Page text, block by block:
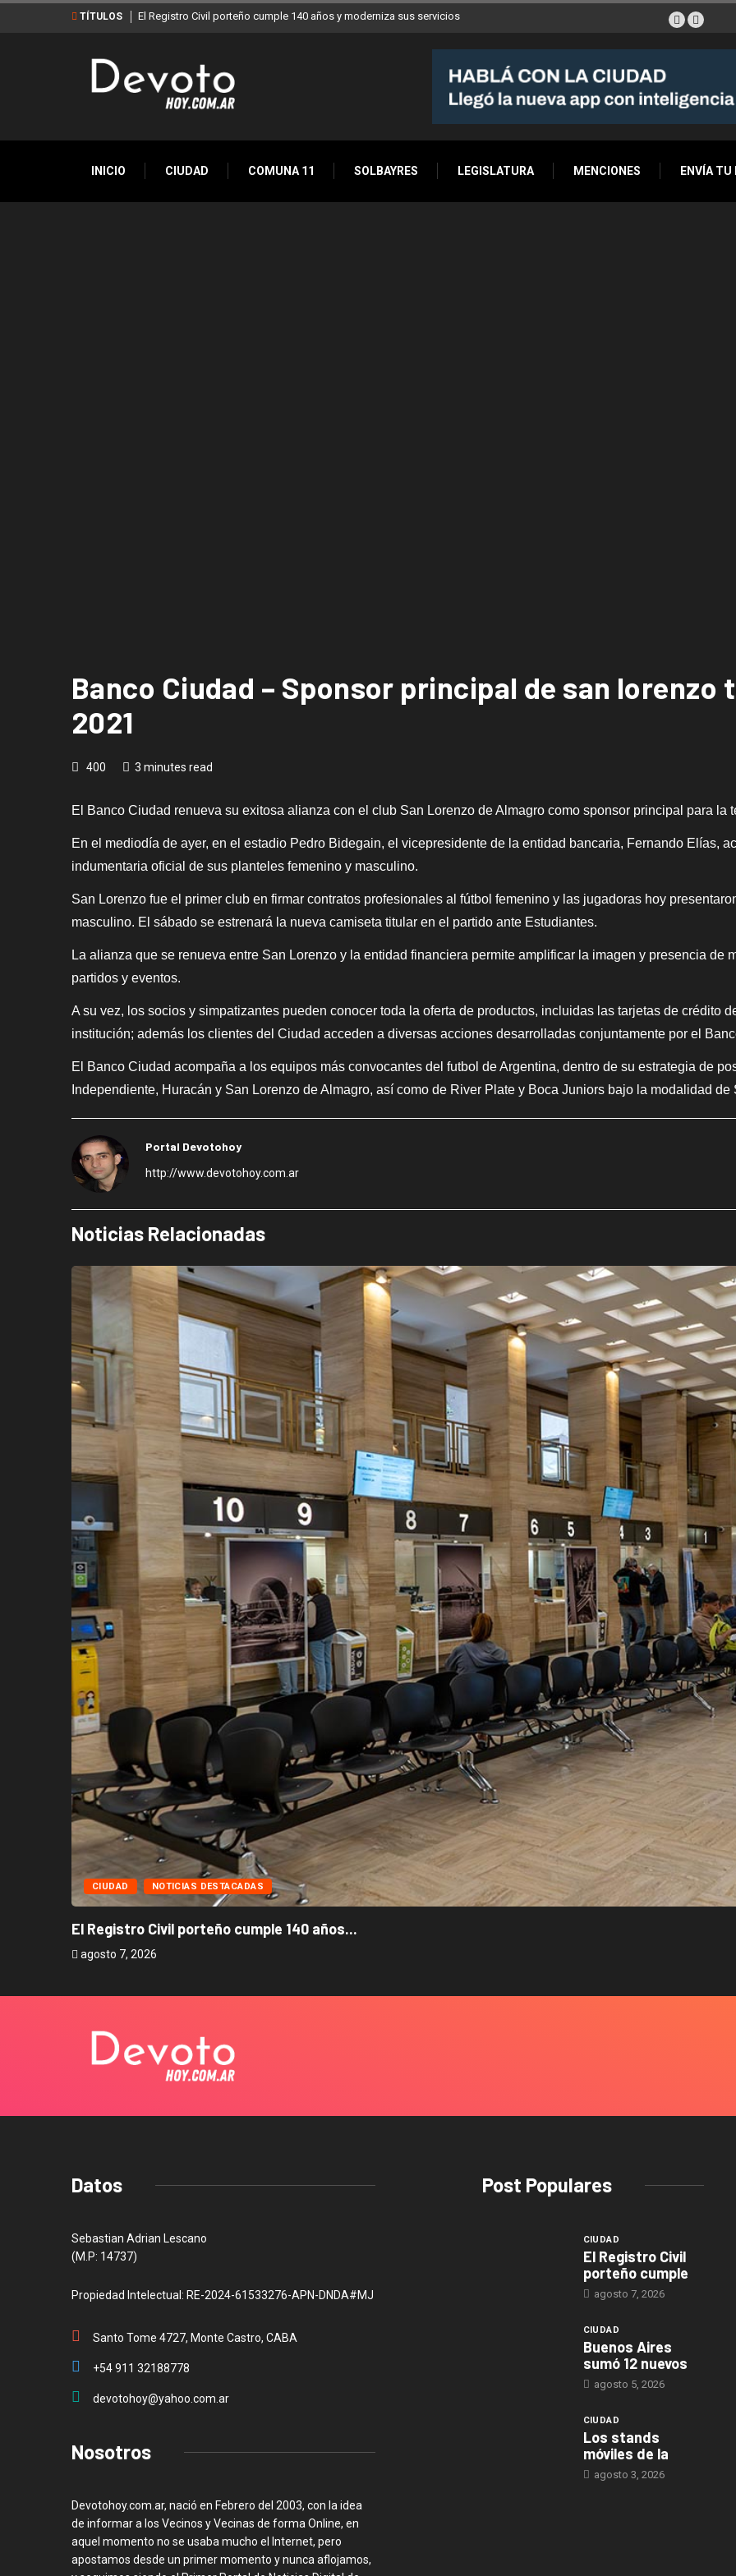
TÍTULOS El Registro Civil porteño cumple 140 años y moderniza sus servicios
INICIO CIUDAD COMUNA 11 SOLBAYRES LEGISLATURA MENCIONES ENVÍA TU
Banco Ciudad – Sponsor principal de san lorenzo
2021
400 3 minutes read
El Banco Ciudad renueva su exitosa alianza con el club San Lorenzo de Almagro como sponsor principal para la
En el mediodía de ayer, en el estadio Pedro Bidegain, el vicepresidente de la entidad bancaria, Fernando Elías,
indumentaria oficial de sus planteles femenino y masculino.
San Lorenzo fue el primer club en firmar contratos profesionales al fútbol femenino y las jugadoras hoy
masculino. El sábado se estrenará la nueva camiseta titular en el partido ante Estudiantes.
La alianza que se renueva entre San Lorenzo y la entidad financiera permite amplificar la imagen y presencia de
partidos y eventos.
A su vez, los socios y simpatizantes pueden conocer toda la oferta de productos, incluidas las tarjetas de crédito
institución; además los clientes del Ciudad acceden a diversas acciones desarrolladas conjuntamente por el
El Banco Ciudad acompaña a los equipos más convocantes del futbol de Argentina, dentro de su estrategia de
Independiente, Huracán y San Lorenzo de Almagro, así como de River Plate y Boca Juniors bajo la modalidad de
Portal Devotohoy
http://www.devotohoy.com.ar
Noticias Relacionadas
CIUDAD NOTICIAS DESTACADAS
El Registro Civil porteño cumple 140 años...
agosto 7, 2026
Datos
Sebastian Adrian Lescano
(M.P: 14737)
Propiedad Intelectual: RE-2024-61533276-APN-DNDA#MJ
Santo Tome 4727, Monte Castro, CABA
+54 911 32188778
devotohoy@yahoo.com.ar
Nosotros
Devotohoy.com.ar, nació en Febrero del 2003, con la idea
de informar a los Vecinos y Vecinas de forma Online, en
aquel momento no se usaba mucho el Internet, pero
apostamos desde un primer momento y nunca aflojamos,
Post Populares
CIUDAD
El Registro Civil
porteño cumple
agosto 7, 2026
CIUDAD
Buenos Aires
sumó 12 nuevos
agosto 5, 2026
CIUDAD
Los stands
móviles de la
agosto 3, 2026